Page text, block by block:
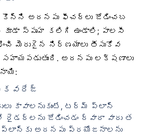
అదనపు ఫీచర్‌లు జోడించబ
కూడా స్పృహ కలిగి ఉండాలి; పాలసీ
మెరుగైన నిర్ణయాలు తీసుకోవ
అదనపు లక్షణాలు
కవరేజ్
కావాలనుకుంటే, టర్మ్ ప్లాన్
రైడర్‌లను జోడించడం ద్వారా వారు త
అదనపు ప్రయోజనాలను